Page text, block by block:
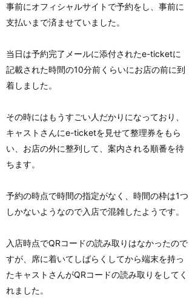
事前にオフィシャルサイトで予約をし、事前に
支払いまで済ませていました。
当日は予約完了メールに添付されたe-ticketに
記載された時間の10分前くらいにお店の前に到
着しました。
その時にはもうすごい人だかりになっており、
キャストさんにe-ticketを見せて整理券をもら
い、お店の外に整列して、案内される順番を待
ちます。
予約の時点で時間の指定がなく、時間の枠は1つ
しかないようなので入店で混雑したようです。
入店時点でQRコードの読み取りはなかったので
すが、席に着いてしばらくしてから端末を持っ
たキャストさんがQRコードの読み取りをしてく
れました。